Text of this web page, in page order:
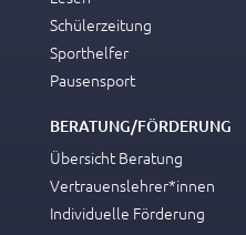
Schülerzeitung
Sporthelfer
Pausensport
BERATUNG/FÖRDERUNG
Übersicht Beratung
Vertrauenslehrer*innen
Individuelle Förderung